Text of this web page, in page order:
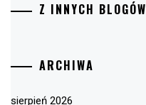
Z INNYCH BLOGÓW
ARCHIWA
sierpień 2026